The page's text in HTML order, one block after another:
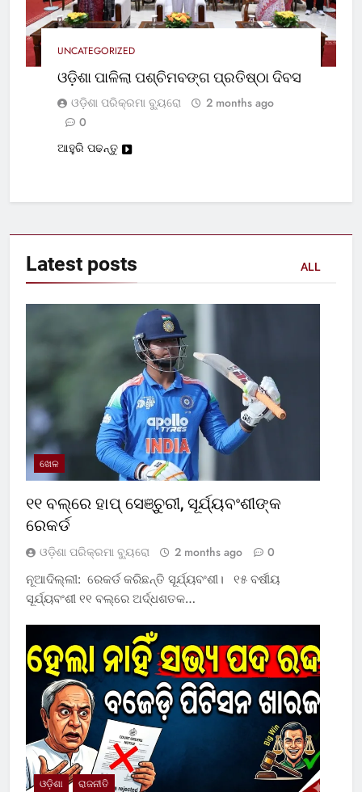
UNCATEGORIZED
ଓଡ଼ିଶା ପାଳିଲା ପଶ୍ଚିମବଙ୍ଗ ପ୍ରତିଷ୍ଠା ଦିବସ
ଓଡ଼ିଶା ପରିକ୍ରମା ବ୍ୟୁରୋ
2 months ago
0
ଆହୁରି ପଢନ୍ତୁ
Latest posts ALL
ଖେଳ
୧୧ ବଲ୍‌ରେ ହାପ୍ ସେଞ୍ଚୁରୀ, ସୂର୍ଯ୍ୟବଂଶୀଙ୍କ
ରେକର୍ଡ
ଓଡ଼ିଶା ପରିକ୍ରମା ବ୍ୟୁରୋ 2 months ago 0
ନୂଆଦିଲ୍ଲୀ: ରେକର୍ଡ କରିଛନ୍ତି ସୂର୍ଯ୍ୟବଂଶୀ। ୧୫ ବର୍ଷୀୟ
ସୂର୍ଯ୍ୟବଂଶୀ ୧୧ ବଲ୍‌ରେ ଅର୍ଦ୍ଧଶତକ…
ଓଡ଼ିଶା ରାଜନୀତି